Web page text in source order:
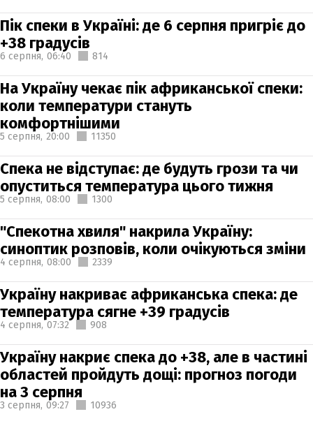
Пік спеки в Україні: де 6 серпня пригріє до
+38 градусів
6 серпня, 06:40 814
На Україну чекає пік африканської спеки:
коли температури стануть
комфортнішими
5 серпня, 20:00 11350
Спека не відступає: де будуть грози та чи
опуститься температура цього тижня
5 серпня, 08:00 1300
"Спекотна хвиля" накрила Україну:
синоптик розповів, коли очікуються зміни
4 серпня, 08:00 2339
Україну накриває африканська спека: де
температура сягне +39 градусів
4 серпня, 07:32 908
Україну накриє спека до +38, але в частині
областей пройдуть дощі: прогноз погоди
на 3 серпня
3 серпня, 09:27 10936